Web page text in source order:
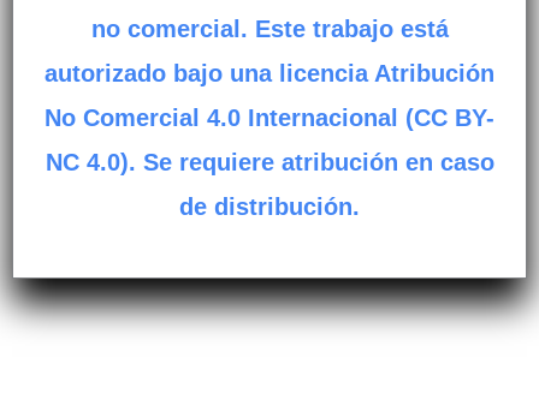
no comercial. Este trabajo está
autorizado bajo una licencia Atribución
No Comercial 4.0 Internacional (CC BY-
NC 4.0). Se requiere atribución en caso
de distribución.